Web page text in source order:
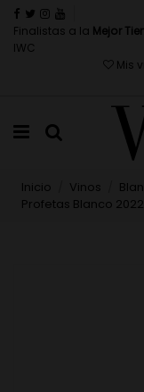
Finalistas a la Mejor
IWC
Mis
Inicio Vinos
Profetas Blanco